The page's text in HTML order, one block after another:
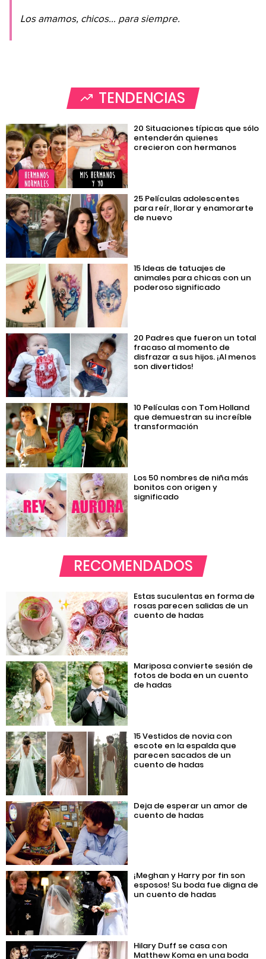
Los amamos, chicos… para siempre.
TENDENCIAS
20 Situaciones típicas que sólo
entenderán quienes
crecieron con hermanos
25 Películas adolescentes
para reír, llorar y enamorarte
de nuevo
15 Ideas de tatuajes de
animales para chicas con un
poderoso significado
20 Padres que fueron un total
fracaso al momento de
disfrazar a sus hijos. ¡Al menos
son divertidos!
10 Películas con Tom Holland
que demuestran su increíble
transformación
Los 50 nombres de niña más
bonitos con origen y
significado
RECOMENDADOS
Estas suculentas en forma de
rosas parecen salidas de un
cuento de hadas
Mariposa convierte sesión de
fotos de boda en un cuento
de hadas
15 Vestidos de novia con
escote en la espalda que
parecen sacados de un
cuento de hadas
Deja de esperar un amor de
cuento de hadas
¡Meghan y Harry por fin son
esposos! Su boda fue digna de
un cuento de hadas
Hilary Duff se casa con
Matthew Koma en una boda